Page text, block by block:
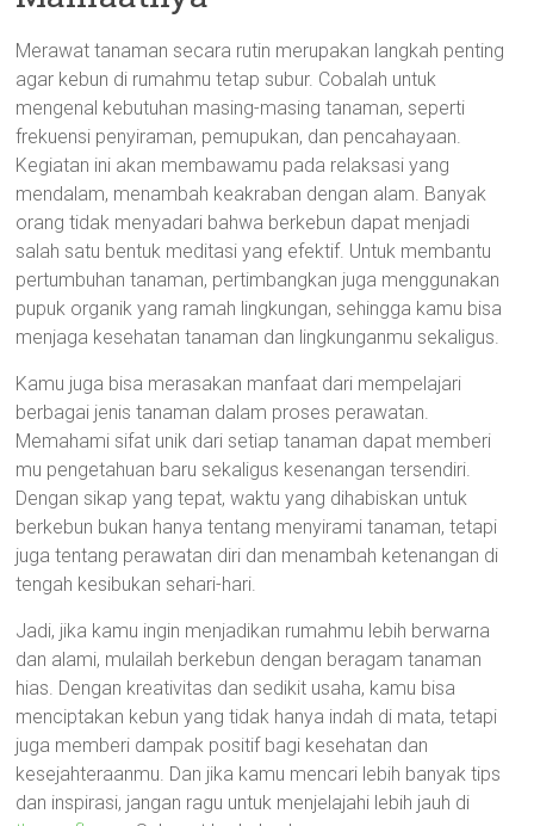
Merawat tanaman secara rutin merupakan langkah penting
agar kebun di rumahmu tetap subur. Cobalah untuk
mengenal kebutuhan masing-masing tanaman, seperti
frekuensi penyiraman, pemupukan, dan pencahayaan.
Kegiatan ini akan membawamu pada relaksasi yang
mendalam, menambah keakraban dengan alam. Banyak
orang tidak menyadari bahwa berkebun dapat menjadi
salah satu bentuk meditasi yang efektif. Untuk membantu
pertumbuhan tanaman, pertimbangkan juga menggunakan
pupuk organik yang ramah lingkungan, sehingga kamu bisa
menjaga kesehatan tanaman dan lingkunganmu sekaligus.
Kamu juga bisa merasakan manfaat dari mempelajari
berbagai jenis tanaman dalam proses perawatan.
Memahami sifat unik dari setiap tanaman dapat memberi
mu pengetahuan baru sekaligus kesenangan tersendiri.
Dengan sikap yang tepat, waktu yang dihabiskan untuk
berkebun bukan hanya tentang menyirami tanaman, tetapi
juga tentang perawatan diri dan menambah ketenangan di
tengah kesibukan sehari-hari.
Jadi, jika kamu ingin menjadikan rumahmu lebih berwarna
dan alami, mulailah berkebun dengan beragam tanaman
hias. Dengan kreativitas dan sedikit usaha, kamu bisa
menciptakan kebun yang tidak hanya indah di mata, tetapi
juga memberi dampak positif bagi kesehatan dan
kesejahteraanmu. Dan jika kamu mencari lebih banyak tips
dan inspirasi, jangan ragu untuk menjelajahi lebih jauh di